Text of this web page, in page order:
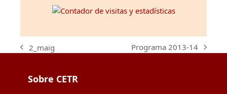
previous
2_maig
next
Programa 2013-14
Sobre CETR